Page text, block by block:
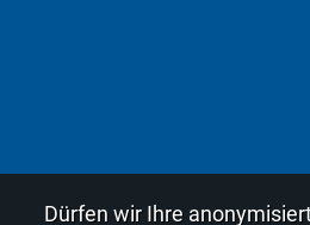
Dürfen wir Ihre